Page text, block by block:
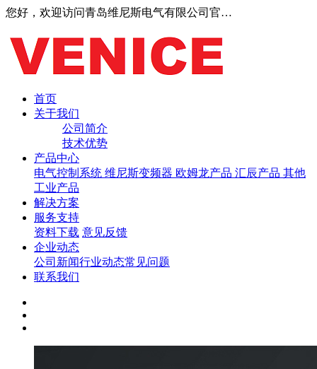
您好，欢迎访问青岛维尼斯电气有限公司官网！
首页
关于我们
公司简介
技术优势
产品中心
电气控制系统 维尼斯变频器 欧姆龙产品 汇辰产品 其他
工业产品
解决方案
服务支持
资料下载 意见反馈
企业动态
公司新闻行业动态常见问题
联系我们